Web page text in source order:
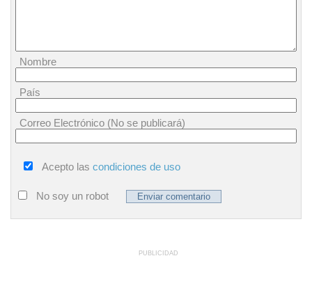
Nombre
País
Correo Electrónico (No se publicará)
Acepto las condiciones de uso
No soy un robot
PUBLICIDAD